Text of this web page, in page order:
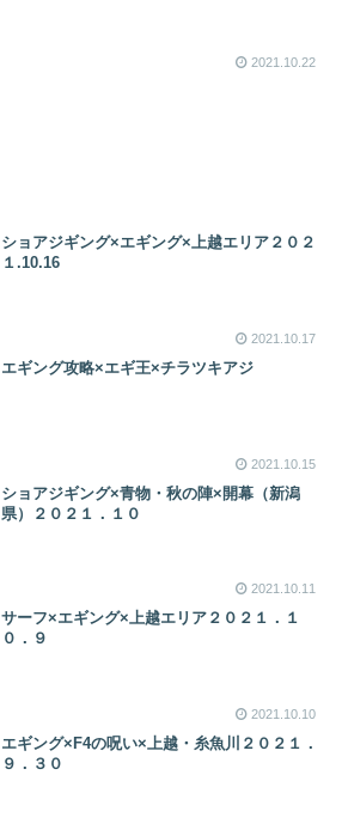
2021.10.22
ショアジギング×エギング×上越エリア２０２
１.10.16
2021.10.17
エギング攻略×エギ王×チラツキアジ
2021.10.15
ショアジギング×青物・秋の陣×開幕（新潟
県）２０２１．１０
2021.10.11
サーフ×エギング×上越エリア２０２１．１
０．９
2021.10.10
エギング×F4の呪い×上越・糸魚川２０２１．
９．３０